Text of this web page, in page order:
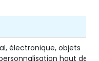
électronique, objets
haut de